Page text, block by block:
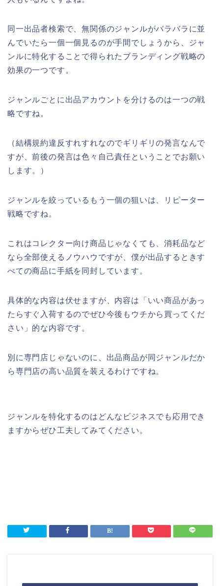
同一出品者検索で、無関係のジャンルがバラバラに並
んでいたら一個一個見るのが手間でしょうから、ジャ
ンルに特化することで得られたブランディング戦略の
効果の一つです。
ジャンルごとに出品アカウントを分けるのは一つの戦
略ですね。
（結構規約違反すれすれなのでギリギリの発言なんで
すが、前後の発言は色々自己責任ということでお願い
します。）
ジャンルを絞っているもう一個の狙いは、リピーター
戦略ですね。
これはコレクター向け商品じゃなくても、消耗品など
なら全部使えるノウハウですが、僕が出品するときす
べての商品に手紙を同封しています。
具体的な内容は伏せますが、内容は「いい商品があっ
たらすぐ入荷するのでぜひ今後もウチから買ってくだ
さい」的な内容です。
別に専門店じゃないのに、出品商品が同ジャンルだか
ら専門店の高い品質を装えるわけですね。
ジャンルを特化するのはどんなビジネスでも応用でき
ますからぜひ工夫してみてください。